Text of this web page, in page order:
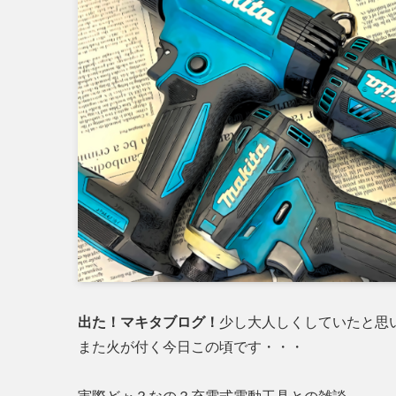
出た！マキタブログ！ 少し大人しくしていたと思
また火が付く今日この頃です・・・